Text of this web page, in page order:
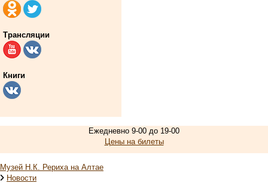
Трансляции
Книги
Ежедневно 9-00 до 19-00
Цены на билеты
Музей Н.К. Рериха на Алтае
Новости